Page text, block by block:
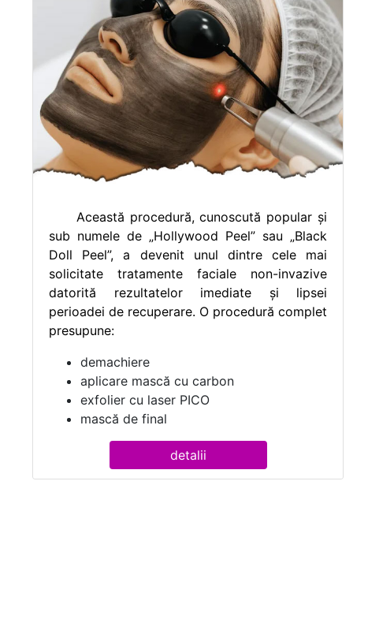
Această procedură, cunoscută popular și
sub numele de „Hollywood Peel” sau „Black
Doll Peel”, a devenit unul dintre cele mai
solicitate tratamente faciale non-invazive
datorită rezultatelor imediate și lipsei
perioadei de recuperare. O procedură complet
presupune:
demachiere
aplicare mască cu carbon
exfolier cu laser PICO
mască de final
detalii